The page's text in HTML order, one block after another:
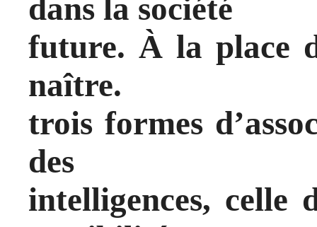
dans la société
future. À la place
naître.
trois formes
des
intelligences, celle